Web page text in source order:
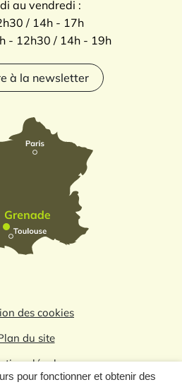
pour fonctionner et obtenir des
au vendredi :
/ 14h - 17h
- 12h30 / 14h - 19h
à la newsletter
des cookies
du site
légales